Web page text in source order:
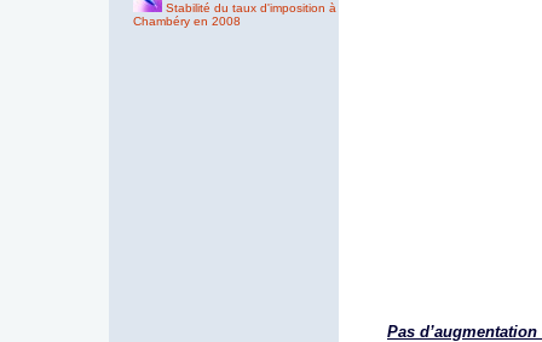
Stabilité du taux d'imposition à
Chambéry en 2008
Pas